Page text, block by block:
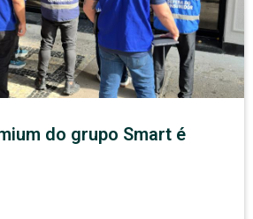
do grupo Smart é